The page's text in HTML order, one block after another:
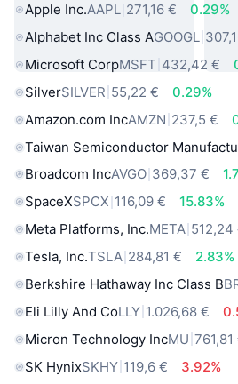
Apple Inc.AAPL 271,16 €
0.29%
Alphabet Inc Class AGOOGL
Microsoft CorpMSFT 432,42 €
SilverSILVER 55,22 €
0.29%
Amazon.com IncAMZN 237,5 €
Taiwan Semiconductor
Broadcom IncAVGO 369,37 €
SpaceXSPCX 116,09 €
15.83%
Meta Platforms, Inc.META 512,24
Tesla, Inc.TSLA 284,81 €
2.83%
Berkshire Hathaway Inc Class B
Eli Lilly And CoLLY 1.026,68 €
Micron Technology IncMU 761,81
SK HynixSKHY 119,6 €
3.92%